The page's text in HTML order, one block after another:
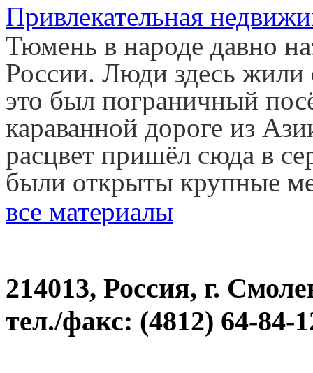
Привлекательная
Тюмень в народе давно
России. Люди здесь жили
это был пограничный
караванной дороге из
расцвет пришёл сюда в
были открыты крупные
все материалы
214013, Россия, г.
тел./факс: (4812) 64-84-